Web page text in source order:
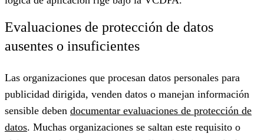
Evaluaciones de protección de datos
ausentes o insuficientes
Las organizaciones que procesan datos personales para
publicidad dirigida, venden datos o manejan información
sensible deben documentar evaluaciones de protección de
datos. Muchas organizaciones se saltan este requisito o